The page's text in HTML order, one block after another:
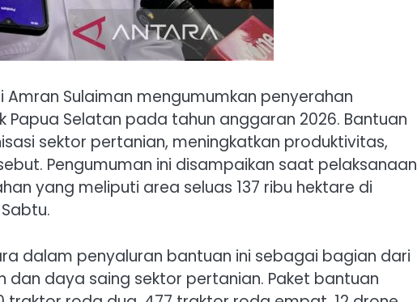
Amran Sulaiman mengumumkan penyerahan
Papua Selatan pada tahun anggaran 2026. Bantuan
sektor pertanian, meningkatkan produktivitas,
Pengumuman ini disampaikan saat pelaksanaan
yang meliputi area seluas 137 ribu hektare di
dalam penyaluran bantuan ini sebagai bagian dari
daya saing sektor pertanian. Paket bantuan